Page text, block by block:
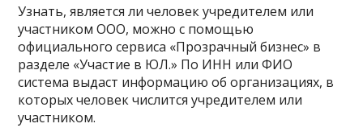
Узнать, является ли человек учредителем или
участником ООО, можно с помощью
официального сервиса «Прозрачный бизнес» в
разделе «Участие в ЮЛ.» По ИНН или ФИО
система выдаст информацию об организациях, в
которых человек числится учредителем или
участником.